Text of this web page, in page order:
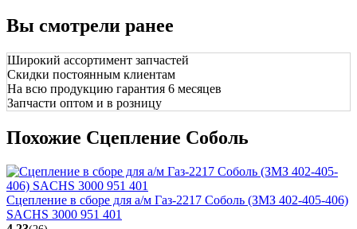
Вы смотрели ранее
Широкий ассортимент запчастей
Скидки постоянным клиентам
На всю продукцию гарантия 6 месяцев
Запчасти оптом и в розницу
Похожие Сцепление Соболь
Сцепление в сборе для а/м Газ-2217 Соболь (ЗМЗ 402-405-406)
SACHS 3000 951 401